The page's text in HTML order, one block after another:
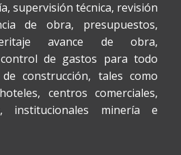
supervisión técnica, revisión
de obra, presupuestos,
avance de obra,
de gastos para todo
construcción, tales como
centros comerciales,
institucionales minería e